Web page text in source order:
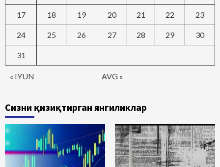
« IYUN AVG »
17 18 19 20 21 22 23
24 25 26 27 28 29 30
31
Сизни қизиқтирган янгиликлар